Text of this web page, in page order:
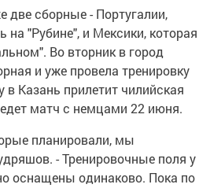
две сборные - Португалии,
на "Рубине", и Мексики, которая
Во вторник в город
и уже провела тренировку
в Казань прилетит чилийская
матч с немцами 22 июня.
планировали, мы
- Тренировочные поля у
оснащены одинаково. Пока по